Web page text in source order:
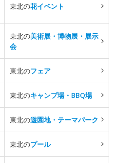
東北の花イベント
東北の美術展・博物展・展示
会
東北のフェア
東北のキャンプ場・BBQ場
東北の遊園地・テーマパーク
東北のプール